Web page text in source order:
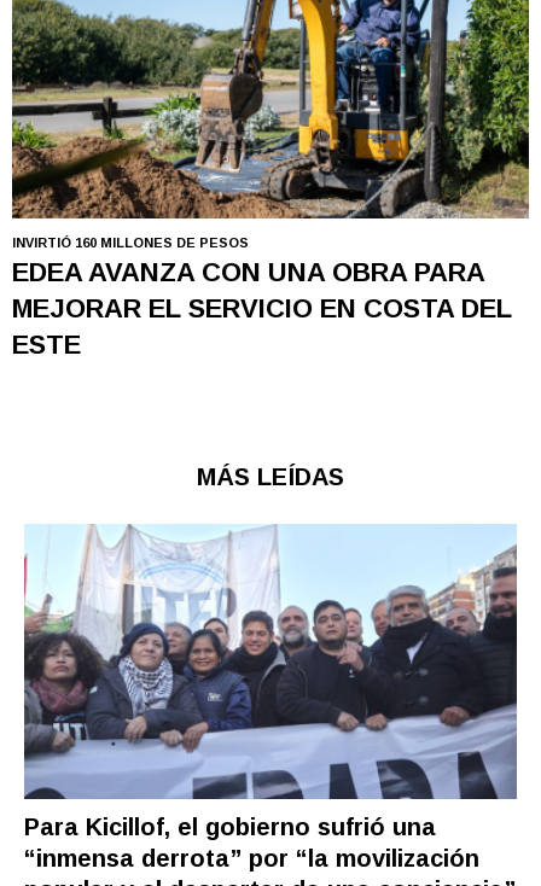
INVIRTIÓ 160 MILLONES DE PESOS
EDEA AVANZA CON UNA OBRA PARA
MEJORAR EL SERVICIO EN COSTA DEL
ESTE
MÁS LEÍDAS
Para Kicillof, el gobierno sufrió una
“inmensa derrota” por “la movilización